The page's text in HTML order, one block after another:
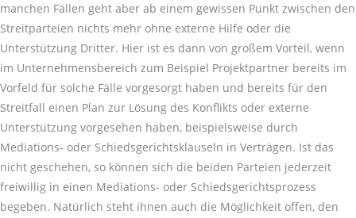
manchen Fällen geht aber ab einem gewissen Punkt zwischen den
Streitparteien nichts mehr ohne externe Hilfe oder die
Unterstützung Dritter. Hier ist es dann von großem Vorteil, wenn
im Unternehmensbereich zum Beispiel Projektpartner bereits im
Vorfeld für solche Fälle vorgesorgt haben und bereits für den
Streitfall einen Plan zur Lösung des Konflikts oder externe
Unterstützung vorgesehen haben, beispielsweise durch
Mediations- oder Schiedsgerichtsklauseln in Verträgen. Ist das
nicht geschehen, so können sich die beiden Parteien jederzeit
freiwillig in einen Mediations- oder Schiedsgerichtsprozess
begeben. Natürlich steht ihnen auch die Möglichkeit offen, den